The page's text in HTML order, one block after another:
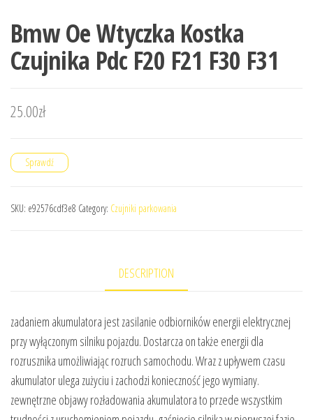
Bmw Oe Wtyczka Kostka
Czujnika Pdc F20 F21 F30 F31
25.00zł
Sprawdź
SKU: e92576cdf3e8 Category: Czujniki parkowania
DESCRIPTION
zadaniem akumulatora jest zasilanie odbiorników energii elektrycznej
przy wyłączonym silniku pojazdu. Dostarcza on także energii dla
rozrusznika umożliwiając rozruch samochodu. Wraz z upływem czasu
akumulator ulega zużyciu i zachodzi konieczność jego wymiany.
zewnętrzne objawy rozładowania akumulatora to przede wszystkim